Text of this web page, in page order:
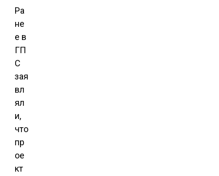
Ра
не
е в
ГП
С
зая
вл
ял
и,
что
пр
ое
кт